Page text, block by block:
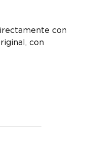
con
con